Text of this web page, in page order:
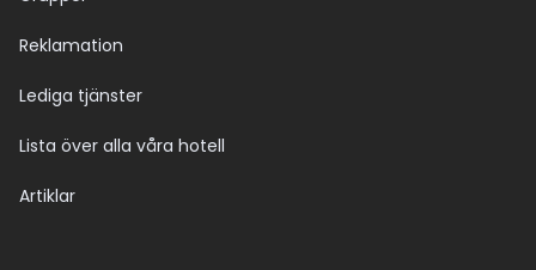
Reklamation
Lediga tjänster
Lista över alla våra hotell
Artiklar